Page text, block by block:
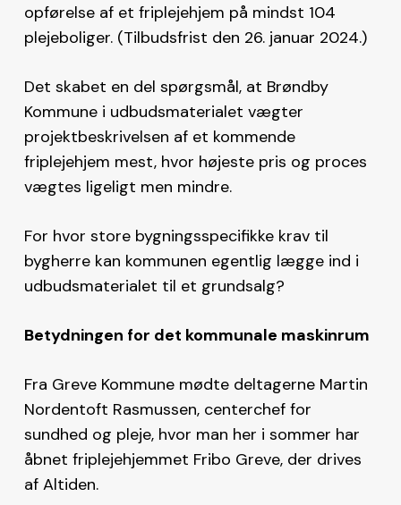
opførelse af et friplejehjem på mindst 104
plejeboliger. (Tilbudsfrist den 26. januar 2024.)
Det skabet en del spørgsmål, at Brøndby
Kommune i udbudsmaterialet vægter
projektbeskrivelsen af et kommende
friplejehjem mest, hvor højeste pris og proces
vægtes ligeligt men mindre.
For hvor store bygningsspecifikke krav til
bygherre kan kommunen egentlig lægge ind i
udbudsmaterialet til et grundsalg?
Betydningen for det kommunale maskinrum
Fra Greve Kommune mødte deltagerne Martin
Nordentoft Rasmussen, centerchef for
sundhed og pleje, hvor man her i sommer har
åbnet friplejehjemmet Fribo Greve, der drives
af Altiden.